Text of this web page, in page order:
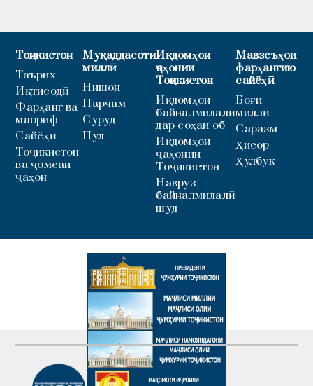
Тоҷикистон
Таърих
Иқтисодӣ
Фарҳанг ва
маориф
Сайёҳӣ
Тоҷикистон
ва ҷомеаи
ҷаҳон
Муқаддасоти
миллӣ
Нишон
Парчам
Суруд
Пул
Иқдомҳои
ҷаҳонии
Тоҷикистон
Иқдомҳои
байналмилалӣ
дар соҳаи об
Иқдомҳои
ҷаҳонии
Тоҷикистон
Наврӯз
байналмилалӣ
шуд
Мавзеъҳои
фарҳангию
сайёҳӣ
Боғи
миллӣ
Саразм
Ҳисор
Ҳулбук